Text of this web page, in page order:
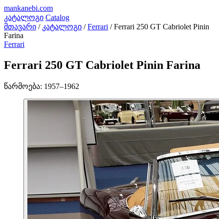
mankanebi.com
კატალოგი Catalog
მთავარი / კატალოგი / Ferrari / Ferrari 250 GT Cabriolet Pinin
Farina
Ferrari
Ferrari 250 GT Cabriolet Pinin Farina
წარმოება: 1957–1962